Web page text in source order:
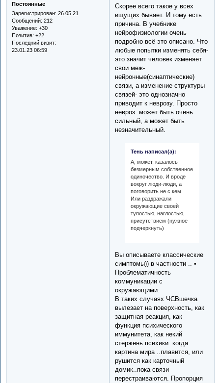
Постоянные
Зарегистрирован: 26.05.21
Сообщений: 212
Уважение: +30
Позитив: +22
Последний визит:
23.01.23 06:59
Скорее всего такое у всех
ищущих бывает. И тому есть
причина. В учебнике
нейрофизиологии очень
подробно всё это описано. Что
любые попытки изменять себя-
это значит человек изменяет
свои меж-
нейронные(синаптические)
связи, а изменение структуры
связей- это однозначно
приводит к неврозу. Просто
невроз может быть очень
сильный, а может быть
незначительный.
Тень написал(а):
А, может, казалось
безмерным собственное
одиночество. И вроде
вокруг люди-люди, а
поговорить не с кем.
Или раздражали
окружающие своей
тупостью, наглостью,
присутствием (нужное
подчеркнуть)
Вы описываете классические
симптомы)) в частности .. •
Проблематичность
коммуникации с
окружающими.
В таких случаях ЧСВшечка
вылезает на поверхность, как
защитная реакция, как
функция психического
иммунитета, как некий
стержень психики. когда
картина мира ..плавится, или
рушится как карточный
домик..пока связи
перестраиваются. Пропорция